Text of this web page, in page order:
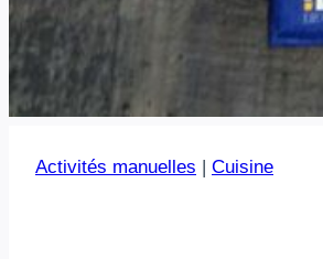
Activités manuelles Cuisine